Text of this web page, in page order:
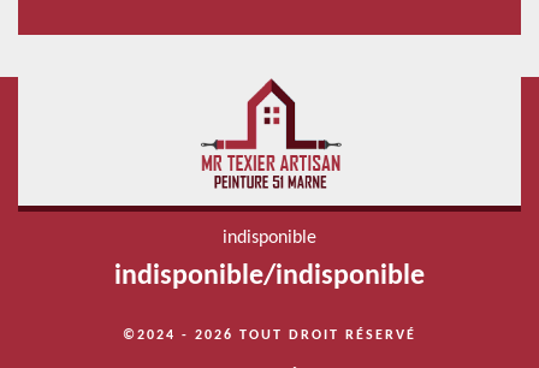
indisponible
indisponible/indisponible
©2024 - 2026 TOUT DROIT RÉSERVÉ